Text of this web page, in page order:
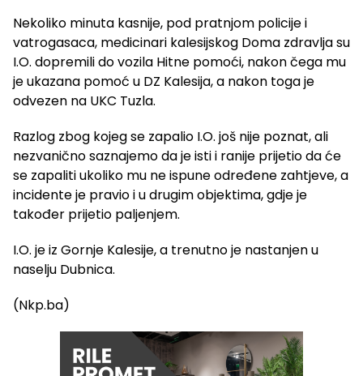
Nekoliko minuta kasnije, pod pratnjom policije i
vatrogasaca, medicinari kalesijskog Doma zdravlja su
I.O. dopremili do vozila Hitne pomoći, nakon čega mu
je ukazana pomoć u DZ Kalesija, a nakon toga je
odvezen na UKC Tuzla.
Razlog zbog kojeg se zapalio I.O. još nije poznat, ali
nezvanično saznajemo da je isti i ranije prijetio da će
se zapaliti ukoliko mu ne ispune određene zahtjeve, a
incidente je pravio i u drugim objektima, gdje je
također prijetio paljenjem.
I.O. je iz Gornje Kalesije, a trenutno je nastanjen u
naselju Dubnica.
(Nkp.ba)